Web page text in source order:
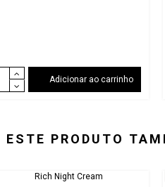
Adicionar ao carrinho
PRODUTO